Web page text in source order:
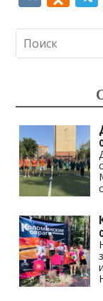
o
as
s
ni
ki